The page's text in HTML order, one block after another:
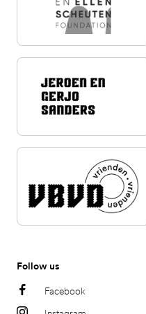
Follow us
Facebook